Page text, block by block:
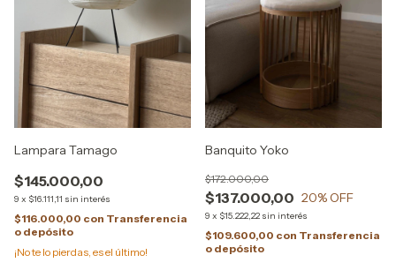
Lampara Tamago
$145.000,00
9 x $16.111,11 sin interés
$116.000,00 con Transferencia
o depósito
¡No te lo pierdas, es el último!
Banquito Yoko
$137.000,00
$172.000,00
20% OFF
9 x $15.222,22 sin interés
$109.600,00 con Transferencia
o depósito